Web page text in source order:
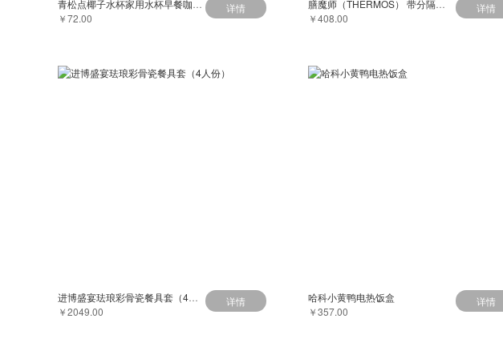
￥72.00
详情
￥408.00
详情
￥2049.00
详情
哈科小黄鸭电热饭盒
￥357.00
详情